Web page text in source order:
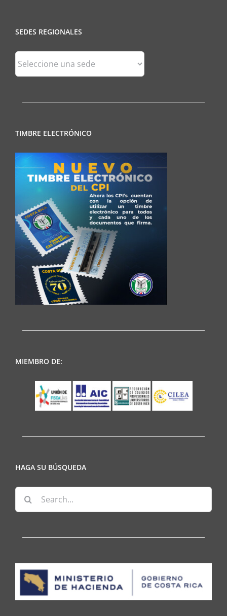
SEDES REGIONALES
Sedes
Regionales
TIMBRE ELECTRÓNICO
MIEMBRO DE:
HAGA SU BÚSQUEDA
Search
for: